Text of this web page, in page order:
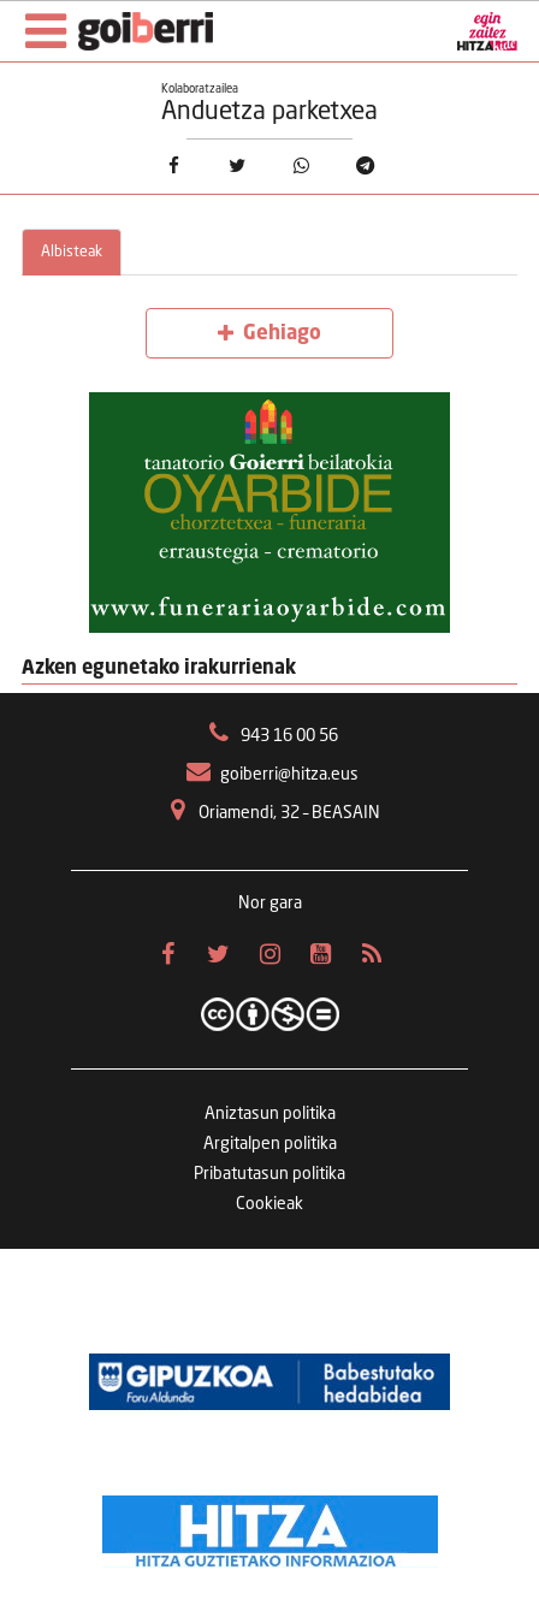
Kolaboratzailea
Anduetza parketxea
Albisteak
Gehiago
Azken egunetako irakurrienak
943 16 00 56
goiberri@hitza.eus
Oriamendi, 32 – BEASAIN
Nor gara
Aniztasun politika
Argitalpen politika
Pribatutasun politika
Cookieak